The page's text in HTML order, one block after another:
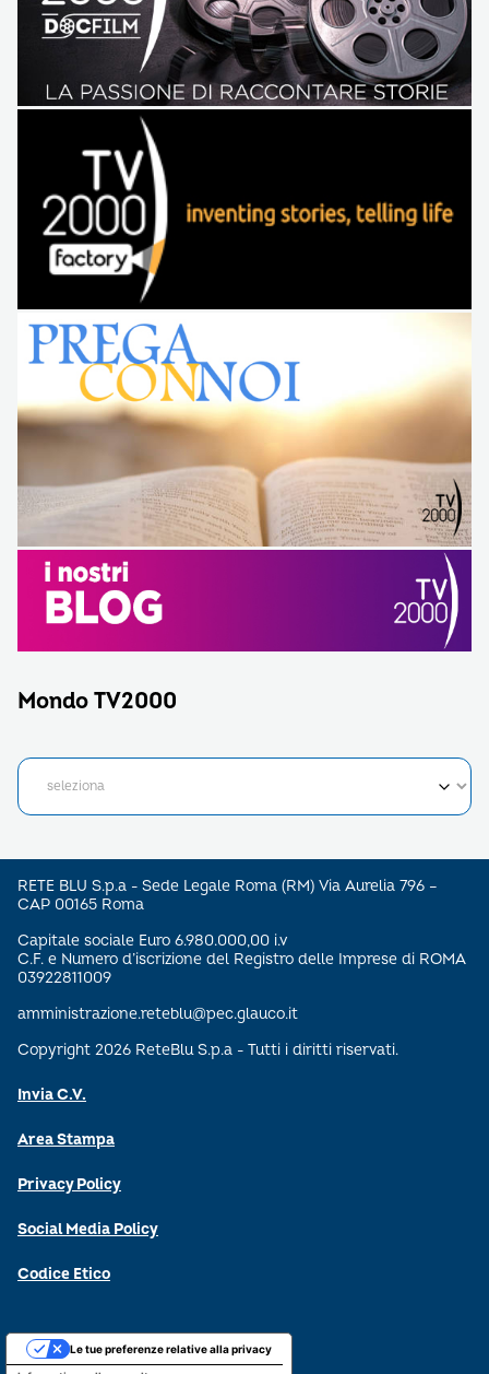
Mondo TV2000
RETE BLU S.p.a - Sede Legale Roma (RM) Via Aurelia 796 –
CAP 00165 Roma
Capitale sociale Euro 6.980.000,00 i.v
C.F. e Numero d’iscrizione del Registro delle Imprese di ROMA
03922811009
amministrazione.reteblu@pec.glauco.it
Copyright 2026 ReteBlu S.p.a - Tutti i diritti riservati.
Invia C.V.
Area Stampa
Privacy Policy
Social Media Policy
Codice Etico
Le tue preferenze relative alla privacy